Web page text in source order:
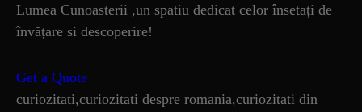
Lumea Cunoasterii ,un spatiu dedicat celor însetați de
învățare si descoperire!
Get a Quote
curiozitati,curiozitati despre romania,curiozitati din